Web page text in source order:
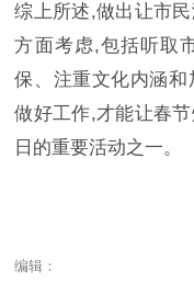
综上所述,做出让市
方面考虑,包括听取
保、注重文化内涵
做好工作,才能让春
日的重要活动之一。
编辑：